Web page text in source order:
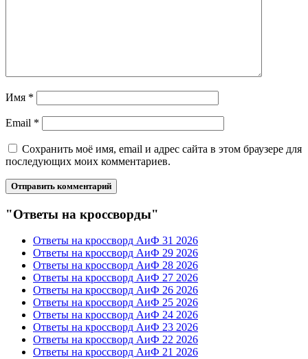
Имя *
Email *
Сохранить моё имя, email и адрес сайта в этом браузере для
последующих моих комментариев.
"Ответы на кроссворды"
Ответы на кроссворд АиФ 31 2026
Ответы на кроссворд АиФ 29 2026
Ответы на кроссворд АиФ 28 2026
Ответы на кроссворд АиФ 27 2026
Ответы на кроссворд АиФ 26 2026
Ответы на кроссворд АиФ 25 2026
Ответы на кроссворд АиФ 24 2026
Ответы на кроссворд АиФ 23 2026
Ответы на кроссворд АиФ 22 2026
Ответы на кроссворд АиФ 21 2026